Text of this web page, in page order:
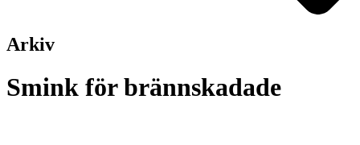
Arkiv
Smink för brännskadade